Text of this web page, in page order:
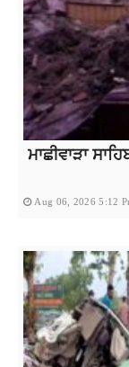
ਮਾਛੀਵਾੜਾ
Aug 06, 2026 5:12